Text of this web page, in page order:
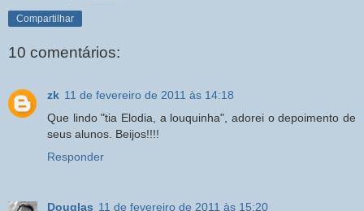
Compartilhar
10 comentários:
zk 11 de fevereiro de 2011 às 14:18
Que lindo "tia Elodia, a louquinha", adorei o depoimento de
seus alunos. Beijos!!!!
Responder
Douglas 11 de fevereiro de 2011 às 15:20